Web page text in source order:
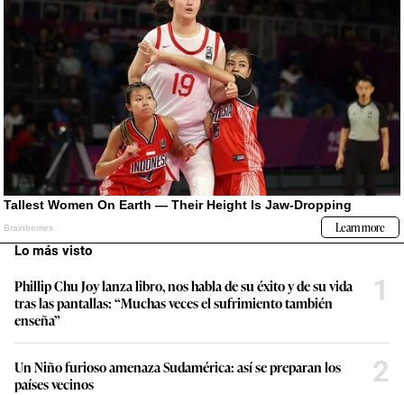
Lo más visto
Phillip Chu Joy lanza libro, nos habla de su éxito y de su vida
tras las pantallas: “Muchas veces el sufrimiento también
enseña”
1
Un Niño furioso amenaza Sudamérica: así se preparan los
países vecinos
2